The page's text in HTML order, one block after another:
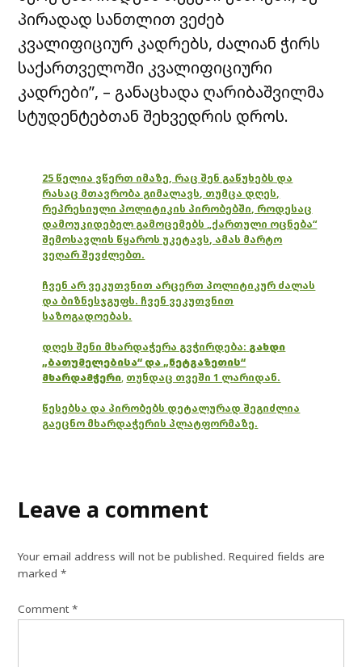
პირადად სანთლით ვეძებ
კვალიფიციურ კადრებს, ძალიან ჭირს
საქართველოში კვალიფიციური
კადრები”, – განაცხადა ღარიბაშვილმა
სტუდენტებთან შეხვედრის დროს.
25 წელია ვწერთ იმაზე, რაც შენ გაწუხებს და
რასაც მთავრობა გიმალავს, თუმცა დღეს,
რეპრესიული პოლიტიკის პირობებში, როდესაც
დამოუკიდებელ გამოცემებს „ქართული ოცნება“
შემოსავლის წყაროს უკეტავს, ამას მარტო
ვეღარ შევძლებთ.
ჩვენ არ ვეკუთვნით არცერთ პოლიტიკურ ძალას
და ბიზნესჯგუფს. ჩვენ ვეკუთვნით
საზოგადოებას.
დღეს შენი მხარდაჭერა გვჭირდება: გახდი
„ბათუმელებისა“ და „ნეტგაზეთის“
მხარდამჭერი, თუნდაც თვეში 1 ლარიდან.
წესებსა და პირობებს დეტალურად შეგიძლია
გაეცნო მხარდაჭერის პლატფორმაზე.
Leave a comment
Your email address will not be published. Required fields are
marked*
Comment*